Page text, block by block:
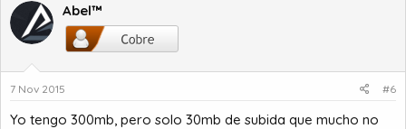
Abel™
7 Nov 2015 #6
Yo tengo 300mb, pero solo 30mb de subida que mucho no